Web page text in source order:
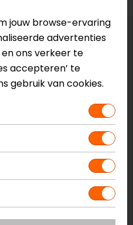
Beperkte voorraad
Beperkte voorraad
Niet op voorraad
Gemiddelde voorraad
jouw browse-ervaring
advertenties
ons verkeer te
accepteren’ te
gebruik van cookies.